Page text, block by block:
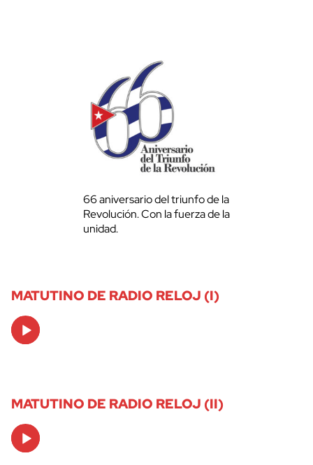
66 aniversario del triunfo de la
Revolución. Con la fuerza de la
unidad.
MATUTINO DE RADIO RELOJ (I)
Audio
Player
MATUTINO DE RADIO RELOJ (II)
Audio
Player